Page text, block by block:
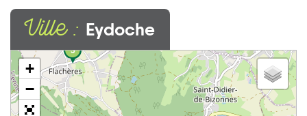
Ville : Eydoche
5
+
−